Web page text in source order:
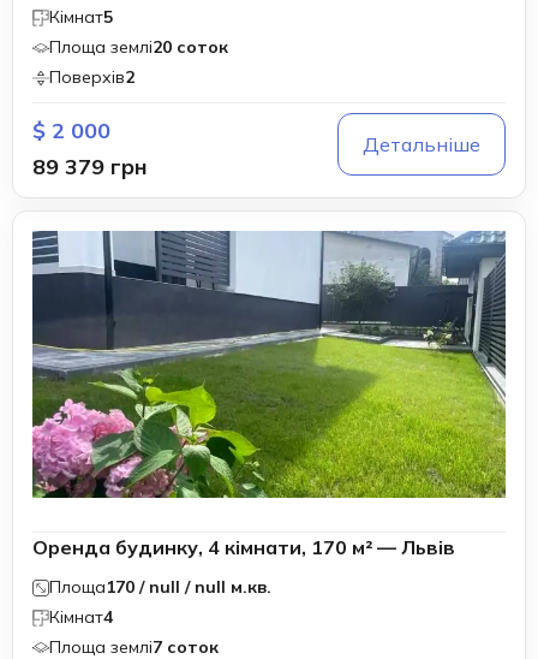
Кімнат5
Площа землі20 соток
Поверхів2
$ 2 000
89 379 грн
Детальніше
Оренда будинку, 4 кімнати, 170 м² — Львів
Площа170 / null / null м.кв.
Кімнат4
Площа землі7 соток